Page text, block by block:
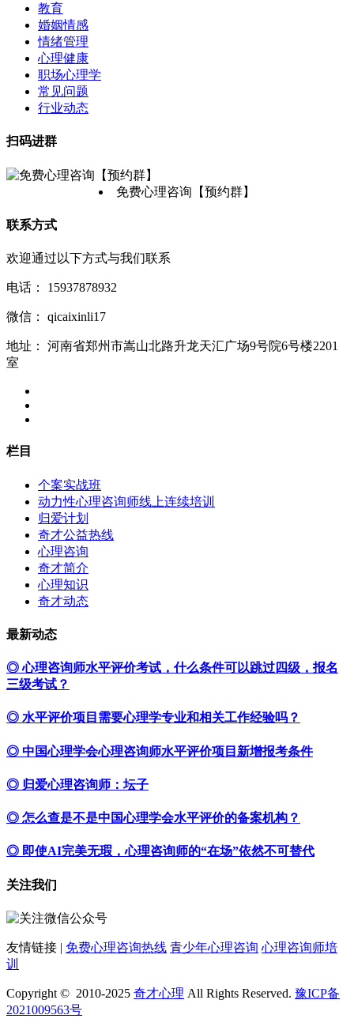
教育
婚姻情感
情绪管理
心理健康
职场心理学
常见问题
行业动态
扫码进群
免费心理咨询【预约群】
联系方式
欢迎通过以下方式与我们联系
电话： 15937878932
微信： qicaixinli17
地址：
河南省郑州市嵩山北路升龙天汇广场9号院6号楼2201
室
栏目
个案实战班
动力性心理咨询师线上连续培训
归爱计划
奇才公益热线
心理咨询
奇才简介
心理知识
奇才动态
最新动态
◎ 心理咨询师水平评价考试，什么条件可以跳过四级，报名
三级考试？
◎ 水平评价项目需要心理学专业和相关工作经验吗？
◎ 中国心理学会心理咨询师水平评价项目新增报考条件
◎ 归爱心理咨询师：坛子
◎ 怎么查是不是中国心理学会水平评价的备案机构？
◎ 即使AI完美无瑕，心理咨询师的“在场”依然不可替代
关注我们
友情链接 | 免费心理咨询热线 青少年心理咨询 心理咨询师培
训
Copyright © 2010-2025 奇才心理 All Rights Reserved. 豫ICP备
2021009563号